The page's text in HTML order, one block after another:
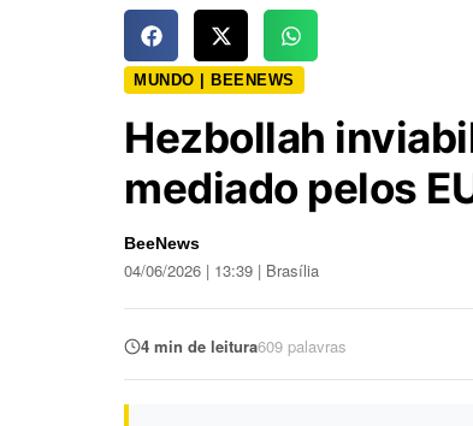
MUNDO | BEENEWS
Hezbollah
mediado pelos
BeeNews
04/06/2026 | 13:39 | Brasília
4 min de leitura609 palavras